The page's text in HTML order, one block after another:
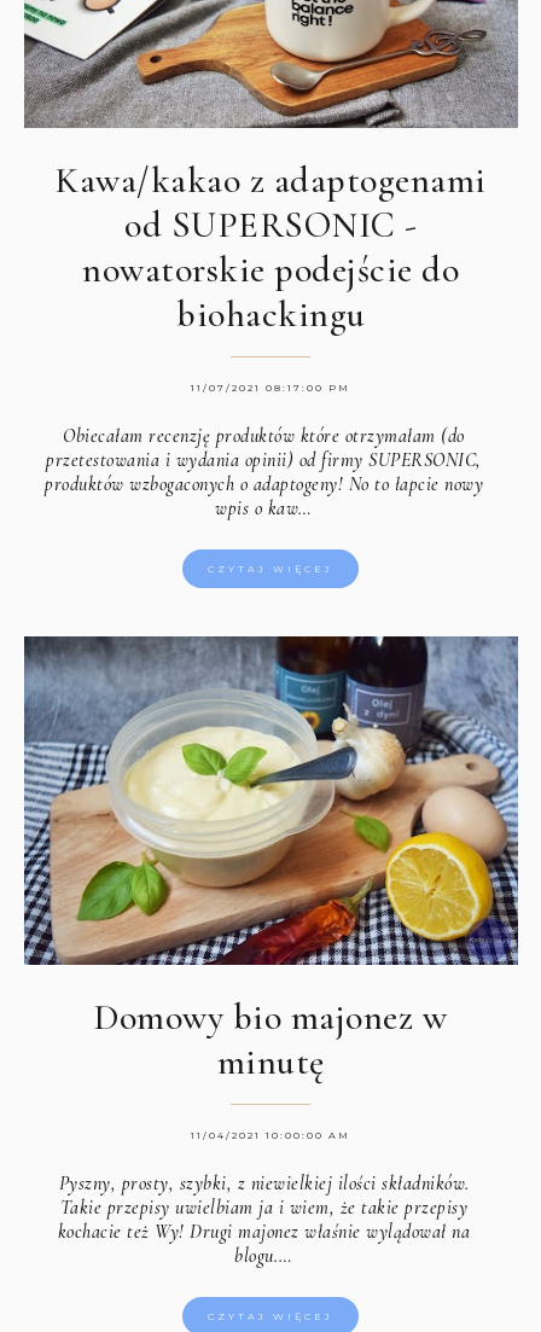
Kawa/kakao z adaptogenami
od SUPERSONIC -
nowatorskie podejście do
biohackingu
11/07/2021 08:17:00 PM
Obiecałam recenzję produktów które otrzymałam (do
przetestowania i wydania opinii) od firmy SUPERSONIC,
produktów wzbogaconych o adaptogeny! No to łapcie nowy
wpis o kaw…
CZYTAJ WIĘCEJ
Domowy bio majonez w
minutę
11/04/2021 10:00:00 AM
Pyszny, prosty, szybki, z niewielkiej ilości składników.
Takie przepisy uwielbiam ja i wiem, że takie przepisy
kochacie też Wy! Drugi majonez właśnie wylądował na
blogu.…
CZYTAJ WIĘCEJ